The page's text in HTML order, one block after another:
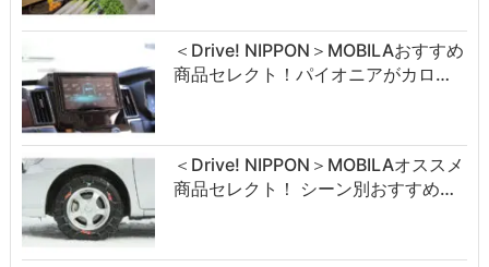
＜Drive! NIPPON＞MOBILAおすすめ
商品セレクト！パイオニアがカロ…
＜Drive! NIPPON＞MOBILAオススメ
商品セレクト！ シーン別おすすめ…